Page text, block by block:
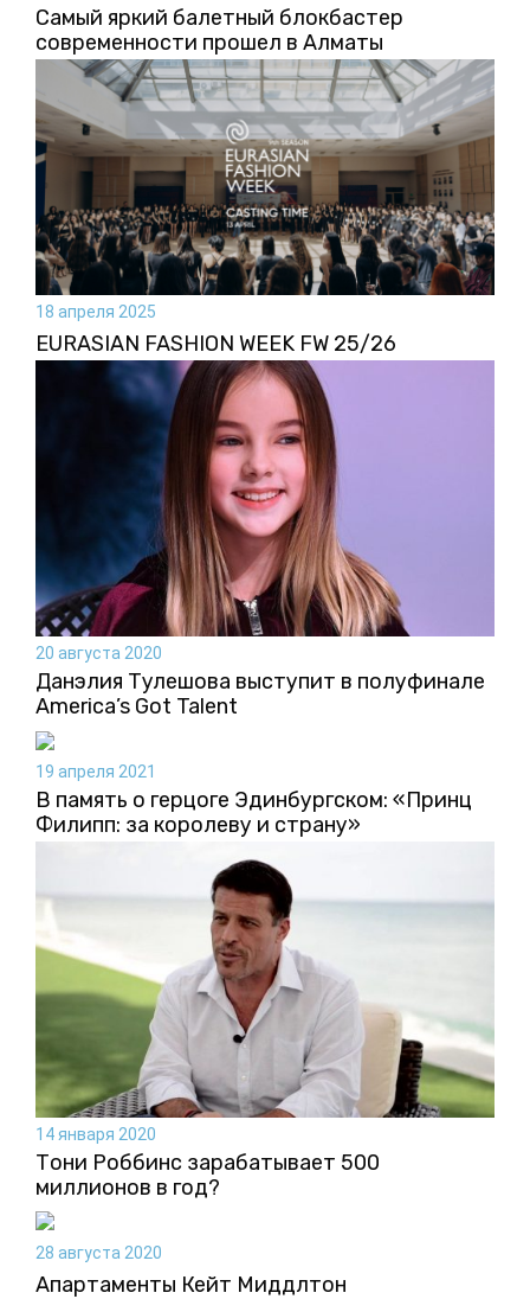
Самый яркий балетный блокбастер
современности прошел в Алматы
18 апреля 2025
EURASIAN FASHION WEEK FW 25/26
20 августа 2020
Данэлия Тулешова выступит в полуфинале
America’s Got Talent
19 апреля 2021
В память о герцоге Эдинбургском: «Принц
Филипп: за королеву и страну»
14 января 2020
Тони Роббинс зарабатывает 500
миллионов в год?
28 августа 2020
Апартаменты Кейт Миддлтон